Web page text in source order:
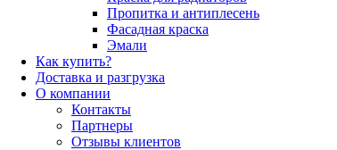
Пропитка и антиплесень
Фасадная краска
Эмали
Как купить?
Доставка и разгрузка
О компании
Контакты
Партнеры
Отзывы клиентов